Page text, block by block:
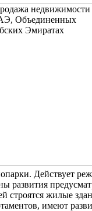
Действует
развития
строятся жилые
имеют